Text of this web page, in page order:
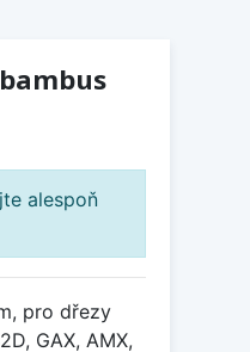
alespoň
pro dřezy
GAX, AMX,